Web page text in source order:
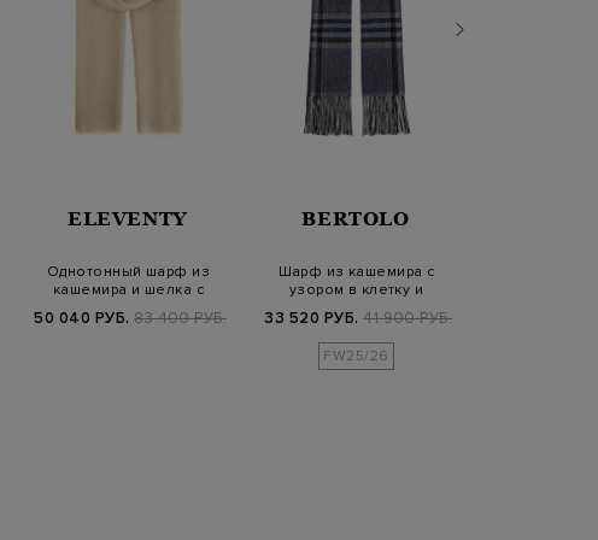
ELEVENTY
Однотонный шарф из
кашемира и шелка с
50 040 РУБ. 83 400 РУБ.
BERTOLO
Шарф из кашемира с
узором в клетку и
33 520 РУБ. 41 900 РУБ.
FW25/26